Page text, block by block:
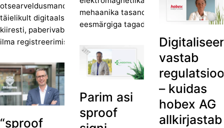
otsearveldusmandaate
täielikult digitaalselt -
kiiresti, paberivabalt ja
ilma registreerimiseta.
mehaanika tasandil,
eesmärgiga tagada…
vastab
– kuidas
hobex AG
allkirjastab
Parim asi
sproof
“sproof